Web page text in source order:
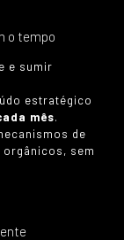
o tempo
e sumir
estratégico
mês.
de
sem